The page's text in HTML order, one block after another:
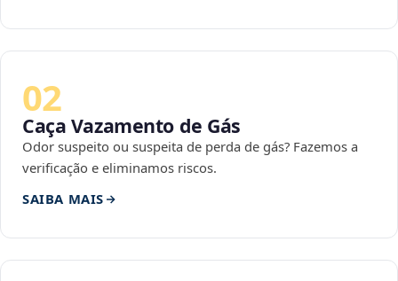
02
Caça Vazamento de Gás
Odor suspeito ou suspeita de perda de gás? Fazemos a
verificação e eliminamos riscos.
SAIBA MAIS